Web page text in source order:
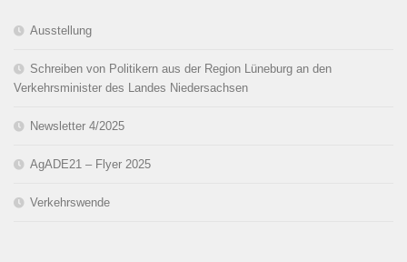
Ausstellung
Schreiben von Politikern aus der Region Lüneburg an den
Verkehrsminister des Landes Niedersachsen
Newsletter 4/2025
AgADE21 – Flyer 2025
Verkehrswende